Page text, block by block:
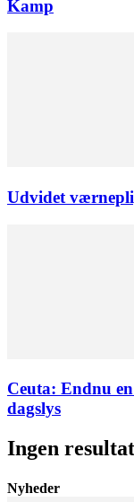
Kamp
Udvidet
Ceuta: Endnu
dagslys
Ingen
Nyheder